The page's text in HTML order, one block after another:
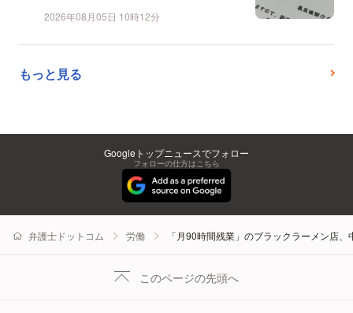
2026年08月05日 10時12分
もっと見る
Googleトップニュースでフォロー
フォローの仕方はこちら
弁護士ドットコム 労働 「月90時間残業」のブラックラーメン店
このページの先頭へ